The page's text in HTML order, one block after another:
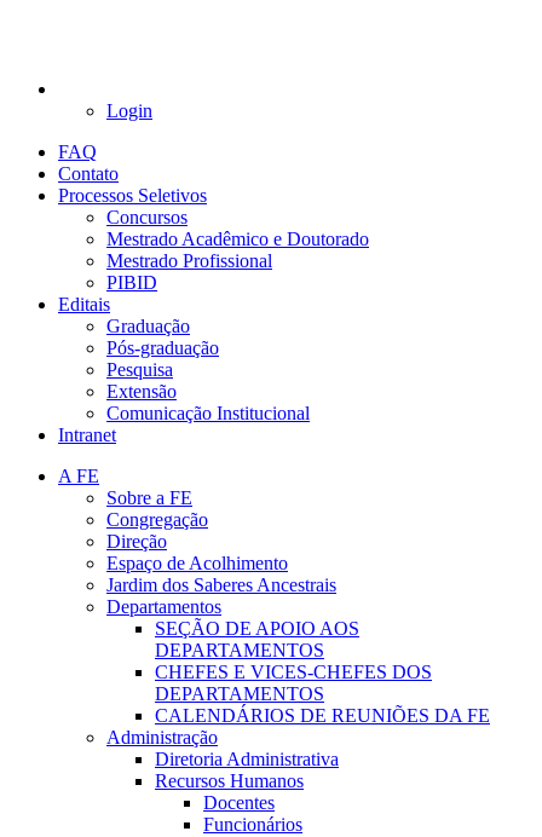
Login
FAQ
Contato
Processos Seletivos
Concursos
Mestrado Acadêmico e Doutorado
Mestrado Profissional
PIBID
Editais
Graduação
Pós-graduação
Pesquisa
Extensão
Comunicação Institucional
Intranet
A FE
Sobre a FE
Congregação
Direção
Espaço de Acolhimento
Jardim dos Saberes Ancestrais
Departamentos
SEÇÃO DE APOIO AOS
DEPARTAMENTOS
CHEFES E VICES-CHEFES DOS
DEPARTAMENTOS
CALENDÁRIOS DE REUNIÕES DA FE
Administração
Diretoria Administrativa
Recursos Humanos
Docentes
Funcionários